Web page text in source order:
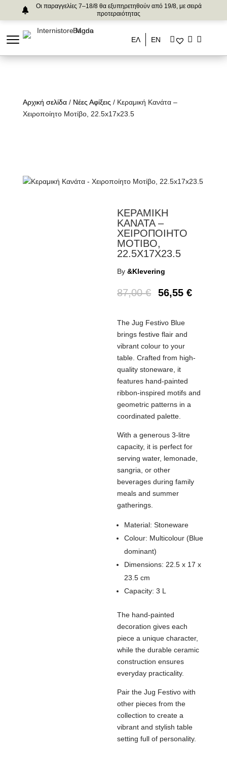
Οι παραγγελίες 7–18/8 θα εξυπηρετηθούν από 19/8, με σειρά
προτεραιότητας
ΕΛ ΕΝ
Αρχική σελίδα/ Νέες Αφίξεις / Κεραμική Κανάτα –
Χειροποίητο Μοτίβο, 22.5x17x23.5
ΚΕΡΑΜΙΚΗ
ΚΑΝΑΤΑ –
ΧΕΙΡΟΠΟΙΗΤΟ
ΜΟΤΙΒΟ,
22.5X17X23.5
By&Klevering
87,00€ 56,55€
The Jug Festivo Blue
brings festive flair and
vibrant colour to your
table. Crafted from high-
quality stoneware, it
features hand-painted
ribbon-inspired motifs and
geometric patterns in a
coordinated palette.
With a generous 3-litre
capacity, it is perfect for
serving water, lemonade,
sangria, or other
beverages during family
meals and summer
gatherings.
Material: Stoneware
Colour: Multicolour (Blue
dominant)
Dimensions: 22.5 x 17 x
23.5 cm
Capacity: 3 L
The hand-painted
decoration gives each
piece a unique character,
while the durable ceramic
construction ensures
everyday practicality.
Pair the Jug Festivo with
other pieces from the
collection to create a
vibrant and stylish table
setting full of personality.